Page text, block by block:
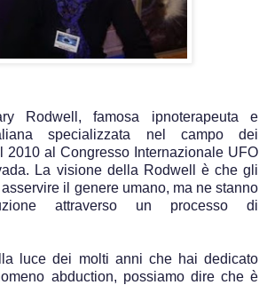
Rodwell, famosa ipnoterapeuta e
specializzata nel campo dei
2010 al Congresso Internazionale UFO
La visione della Rodwell è che gli
il genere umano, ma ne stanno
attraverso un processo di
luce dei molti anni che hai dedicato
abduction, possiamo dire che è